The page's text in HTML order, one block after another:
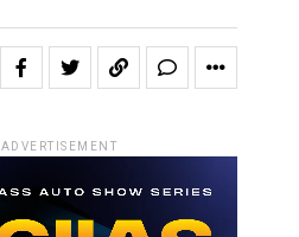
ADVERTISEMENT